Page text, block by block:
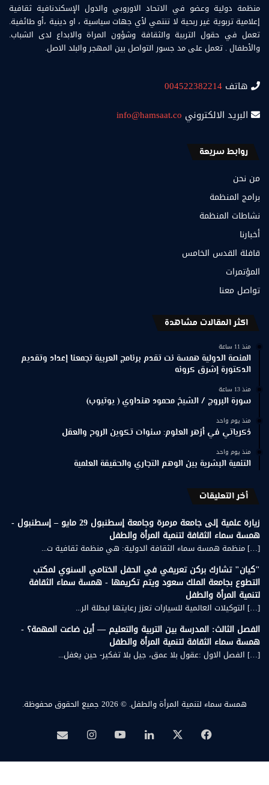
منظمة دولية وعضو في الاتحاد الاوروبي والدول الإسكندنافية ثقافية
إعلامية تربوية غير ربحية لا تنتمي لأي جهات سياسية ، او دينية ،أو طائفية.
تعمل في حقول التربية والثقافة وشؤون المراة والابداع لدى الشباب.
والأطفال . تعمل على مد جسور التواصل بين المهجر والبلد الاصل.
هاتف 004522382214
البريد الالكتروني info@hamsaat.co
روابط سريعة
من نحن
برامج المنظمة
نشاطات المنظمة
أخبارنا
قافلة القدس الخامس
المؤتمرات
تواصل معنا
اكثر المقالات مشاهدة
منذ 11 ساعة
المنصة الدولية همسة نت تقدم برنامج العربية تجمعنا إعداد وتقديم
الدكتورة إشرق كرونه
منذ 13 ساعة
سورة البروج / الشيخ محمود هنداوي ( يوتيوب)
منذ يوم واحد
ذكرياتي في أزهر العلوم: سنوات تكوين الروح والعقل
منذ يوم واحد
التنمية البشرية بين الوهم التجاري والحقيقة العلمية
أخر التعليقات
زيارة علمية إلى جامعة مرمرة وجامعة إسطنبول 29 مايو – إسطنبول -
همسة سماء الثقافة لتنمية المرأة والطفل
[…] منظمة همسة سماء الثقافة الدولية: هي منظمة ثقافية ت...
"كيان" تشارك بركن تعريفي في الحفل الختامي السنوي لمكتب
التطوع بجامعة الملك سعود ويتم تكريمها - همسة سماء الثقافة
لتنمية المرأة والطفل
[…] التوكيلات العالمية للسيارات تعزز رعايتها لبطلة الر...
الفصل الثالث: المدرسة بين التربية والتعليم — أين ضاعت المهمة؟ -
همسة سماء الثقافة لتنمية المرأة والطفل
[…] الفصل الاول :عقول بلا عمق، جيل بلا تفكير- حين يغفل...
همسة سماء لتنمية المرأة والطفل. © 2026 جميع الحقوق محفوظة.
فيسبوك لينكدإن‫YouTubeانستقرامبريد
همسة